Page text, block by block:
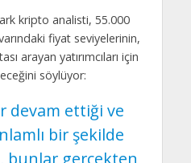
kripto analisti, 55.000
fiyat seviyelerinin,
arayan yatırımcıları için
söylüyor:
devam ettiği ve
bir şekilde
bunlar gerçekten